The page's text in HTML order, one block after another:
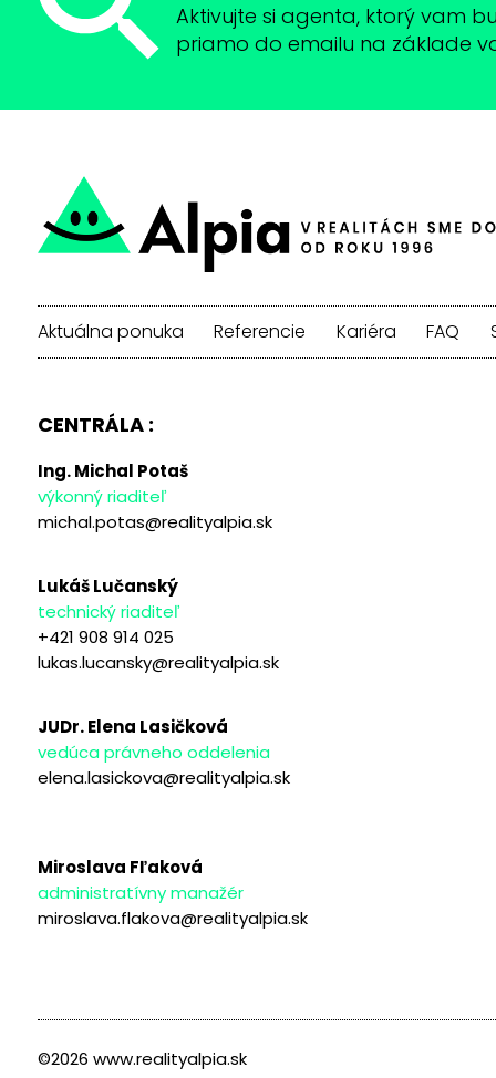
Aktivujte si agenta, ktorý vam
priamo do emailu na základe
Aktuálna ponuka Referencie Kariéra FAQ
CENTRÁLA :
Ing. Michal Potaš
výkonný riaditeľ
michal.potas@realityalpia.sk
Lukáš Lučanský
technický riaditeľ
+421 908 914 025
lukas.lucansky@realityalpia.sk
JUDr. Elena Lasičková
vedúca právneho oddelenia
elena.lasickova@realityalpia.sk
Miroslava Fľaková
administratívny manažér
miroslava.flakova@realityalpia.sk
©2026 www.realityalpia.sk